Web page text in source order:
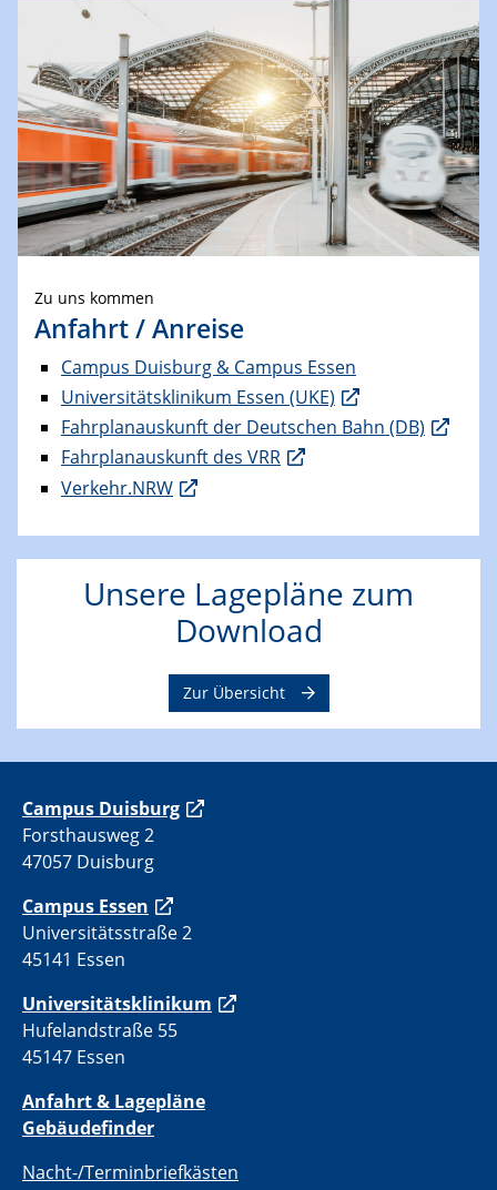
Zu uns kommen
Anfahrt / Anreise
Campus Duisburg & Campus Essen
Universitätsklinikum Essen (UKE)
Fahrplanauskunft der Deutschen Bahn (DB)
Fahrplanauskunft des VRR
Verkehr.NRW
Unsere Lagepläne zum
Download
Zur Übersicht
Campus Duisburg
Forsthausweg 2
47057 Duisburg
Campus Essen
Universitätsstraße 2
45141 Essen
Universitätsklinikum
Hufelandstraße 55
45147 Essen
Anfahrt & Lagepläne
Gebäudefinder
Nacht-/Terminbriefkästen